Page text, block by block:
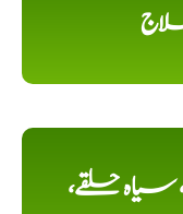
حلقے،